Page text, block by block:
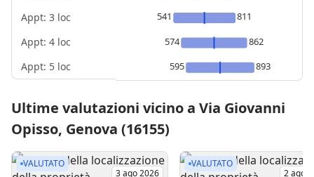
Appt: 3 loc
Appt: 4 loc
Appt: 5 loc
541
811
574
862
595
893
Ultime valutazioni vicino a Via Giovanni
Opisso, Genova (16155)
VALUTATO
3 ago 2026
VALUTATO
2 ago